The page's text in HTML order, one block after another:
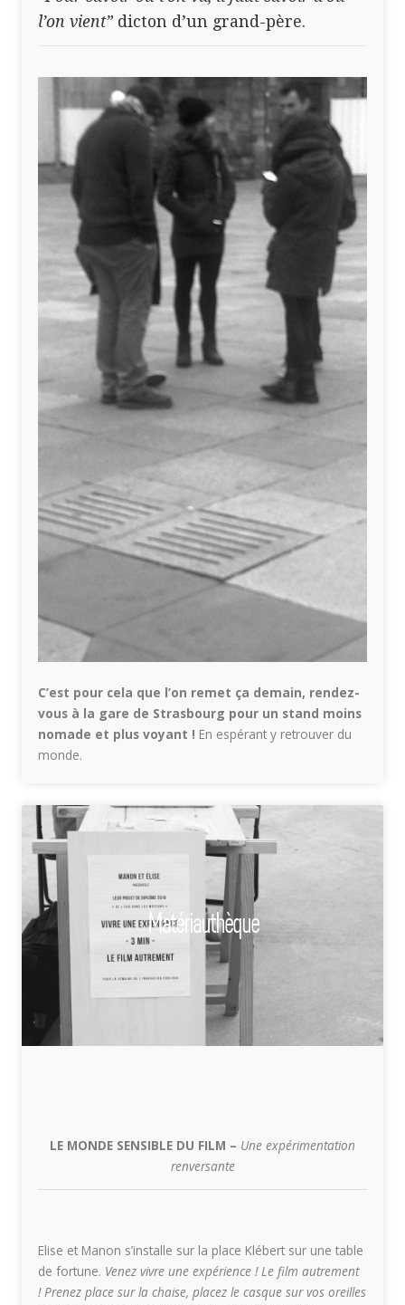
l’on vient” dicton d’un grand-père.
C’est pour cela que l’on remet ça demain, rendez-
vous à la gare de Strasbourg pour un stand moins
nomade et plus voyant ! En espérant y retrouver du
monde.
Matériauthèque
LE MONDE SENSIBLE DU FILM – Une expérimentation
renversante
Elise et Manon s’installe sur la place Klébert sur une table
de fortune. Venez vivre une expérience ! Le film autrement
! Prenez place sur la chaise, placez le casque sur vos oreilles